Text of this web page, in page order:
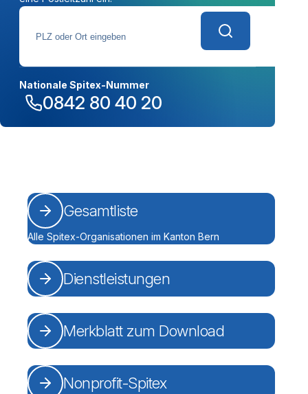
PLZ oder Ort eingeben
Nationale Spitex-Nummer
0842 80 40 20
Gesamtliste
Alle Spitex-Organisationen im Kanton Bern
Dienstleistungen
Merkblatt zum Download
Nonprofit-Spitex